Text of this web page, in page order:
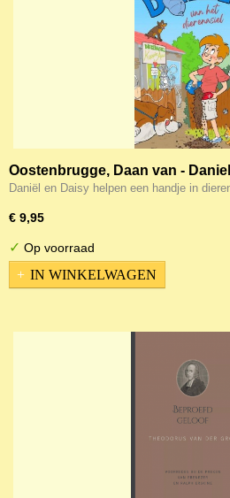
Oostenbrugge, Daan van -
(stripboek)
Daniël en Daisy helpen een handje in
€ 9,95
✓ Op voorraad
IN WINKELWAGEN